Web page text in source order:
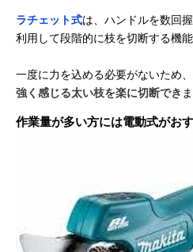
ラチェット式は、ハンドルを数回
利用して段階的に枝を切断する機能
一度に力を込める必要がないため、
強く感じる太い枝を楽に切断でき
作業量が多い方には電動式がお